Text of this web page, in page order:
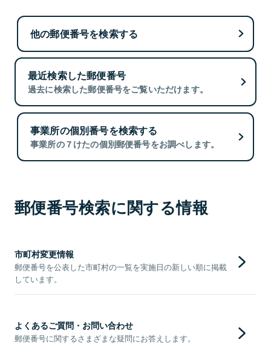
他の郵便番号を検索する
最近検索した郵便番号
過去に検索した郵便番号をご覧いただけます。
事業所の個別番号を検索する
事業所の７けたの個別郵便番号をお調べします。
郵便番号検索に関する情報
市町村変更情報
郵便番号を公表した市町村の一覧を実施日の新しい順に掲載
しています。
よくあるご質問・お問い合わせ
郵便番号に関するさまざまな疑問にお答えします。